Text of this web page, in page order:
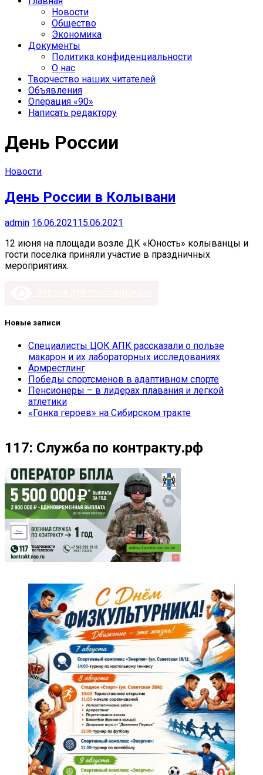
Новости
Общество
Экономика
Документы
Политика конфиденциальности
О нас
Творчество наших читателей
Объявления
Операция «90»
Написать редактору
День России
Новости
День России в Колывани
admin 16.06.202115.06.2021
12 июня на площади возле ДК «Юность» колыванцы и
гости поселка приняли участие в праздничных
мероприятиях.
Новые записи
Специалисты ЦОК АПК рассказали о пользе
макарон и их лабораторных исследованиях
Армрестлинг
Победы спортсменов в адаптивном спорте
Пенсионеры – в лидерах плавания и легкой
атлетики
«Гонка героев» на Сибирском тракте
117: Служба по контракту.рф